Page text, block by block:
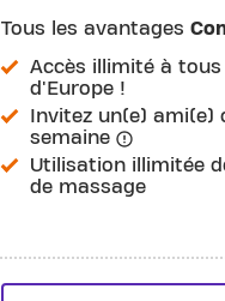
Tous les avantages
Accès illimité à tous
d'Europe !
Invitez un(e) ami(e)
semaine
Utilisation illimitée
de massage